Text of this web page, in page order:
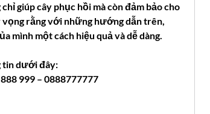
giúp cây phục hồi mà còn đảm bảo cho
vọng rằng với những hướng dẫn trên,
mình một cách hiệu quả và dễ dàng.
tin dưới đây:
999 – 0888777777